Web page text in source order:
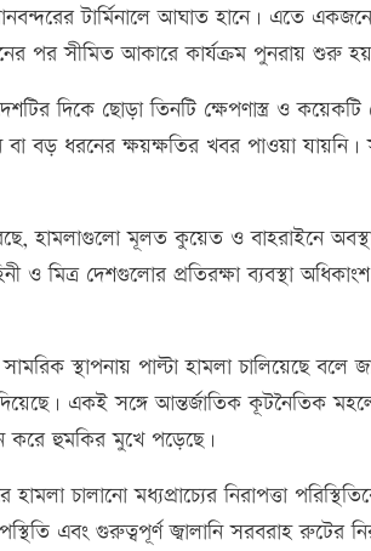
টার্মিনালে আঘাত হানে। এতে
পর সীমিত আকারে কার্যক্রম পুনরায় শুরু
দিকে ছোড়া তিনটি ক্ষেপণাস্ত্র ও
বা বড় ধরনের ক্ষয়ক্ষতির খবর পাওয়া
হামলাগুলো মূলত কুয়েত ও বাহরাইনে
ও মিত্র দেশগুলোর প্রতিরক্ষা ব্যবস্থা
সামরিক স্থাপনায় পাল্টা হামলা চালিয়েছে
একই সঙ্গে আন্তর্জাতিক কূটনৈতিক
করে হুমকির মুখে পড়েছে।
চালানো মধ্যপ্রাচ্যের নিরাপত্তা
এবং গুরুত্বপূর্ণ জ্বালানি সরবরাহ রুটের